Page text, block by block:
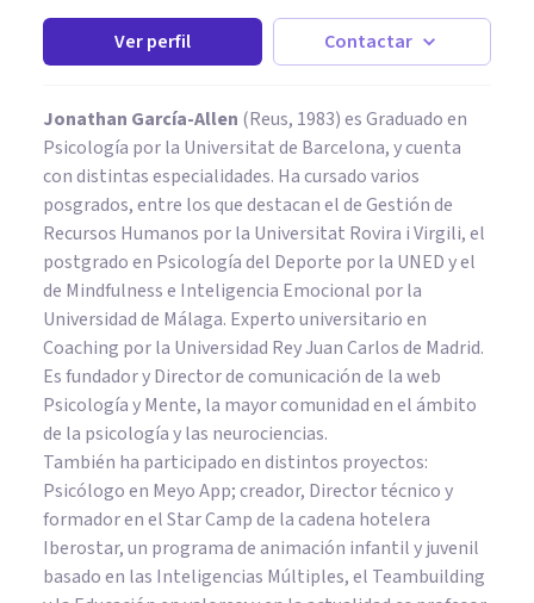
Ver perfil Contactar
Jonathan García-Allen (Reus, 1983) es Graduado en
Psicología por la Universitat de Barcelona, y cuenta
con distintas especialidades. Ha cursado varios
posgrados, entre los que destacan el de Gestión de
Recursos Humanos por la Universitat Rovira i Virgili, el
postgrado en Psicología del Deporte por la UNED y el
de Mindfulness e Inteligencia Emocional por la
Universidad de Málaga. Experto universitario en
Coaching por la Universidad Rey Juan Carlos de Madrid.
Es fundador y Director de comunicación de la web
Psicología y Mente, la mayor comunidad en el ámbito
de la psicología y las neurociencias.
También ha participado en distintos proyectos:
Psicólogo en Meyo App; creador, Director técnico y
formador en el Star Camp de la cadena hotelera
Iberostar, un programa de animación infantil y juvenil
basado en las Inteligencias Múltiples, el Teambuilding